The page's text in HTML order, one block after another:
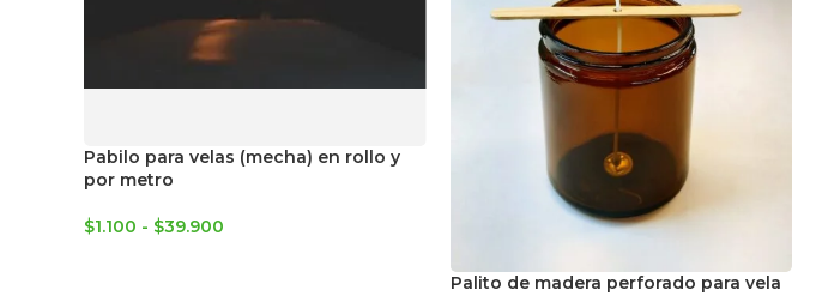
Pabilo para velas (mecha) en rollo y
por metro
$1.100 - $39.900
Palito de madera perforado para vela